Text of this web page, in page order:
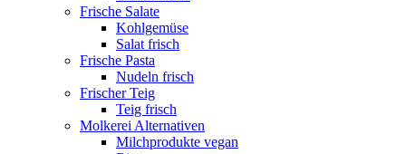
Frische Salate
Kohlgemüse
Salat frisch
Frische Pasta
Nudeln frisch
Frischer Teig
Teig frisch
Molkerei Alternativen
Milchprodukte vegan